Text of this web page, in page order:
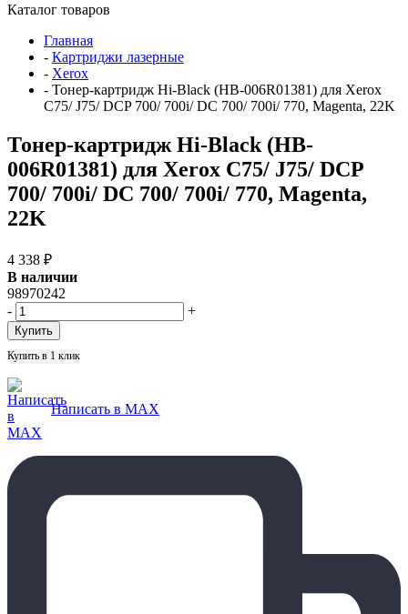
Каталог товаров
Главная
- Картриджи лазерные
- Xerox
- Тонер-картридж Hi-Black (HB-006R01381) для Xerox
C75/ J75/ DCP 700/ 700i/ DC 700/ 700i/ 770, Magenta, 22K
Тонер-картридж Hi-Black (HB-
006R01381) для Xerox C75/ J75/ DCP
700/ 700i/ DC 700/ 700i/ 770, Magenta,
22K
4 338 ₽
В наличии
98970242
-
+
Купить в 1 клик
Написать в MAX